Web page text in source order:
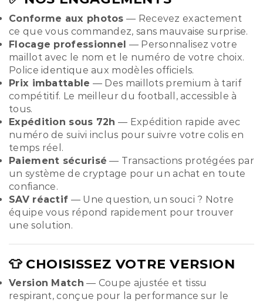
Conforme aux photos — Recevez exactement
ce que vous commandez, sans mauvaise surprise.
Flocage professionnel — Personnalisez votre
maillot avec le nom et le numéro de votre choix.
Police identique aux modèles officiels.
Prix imbattable — Des maillots premium à tarif
compétitif. Le meilleur du football, accessible à
tous.
Expédition sous 72h — Expédition rapide avec
numéro de suivi inclus pour suivre votre colis en
temps réel.
Paiement sécurisé — Transactions protégées par
un système de cryptage pour un achat en toute
confiance.
SAV réactif — Une question, un souci ? Notre
équipe vous répond rapidement pour trouver
une solution.
👕 CHOISISSEZ VOTRE VERSION
Version Match — Coupe ajustée et tissu
respirant, conçue pour la performance sur le